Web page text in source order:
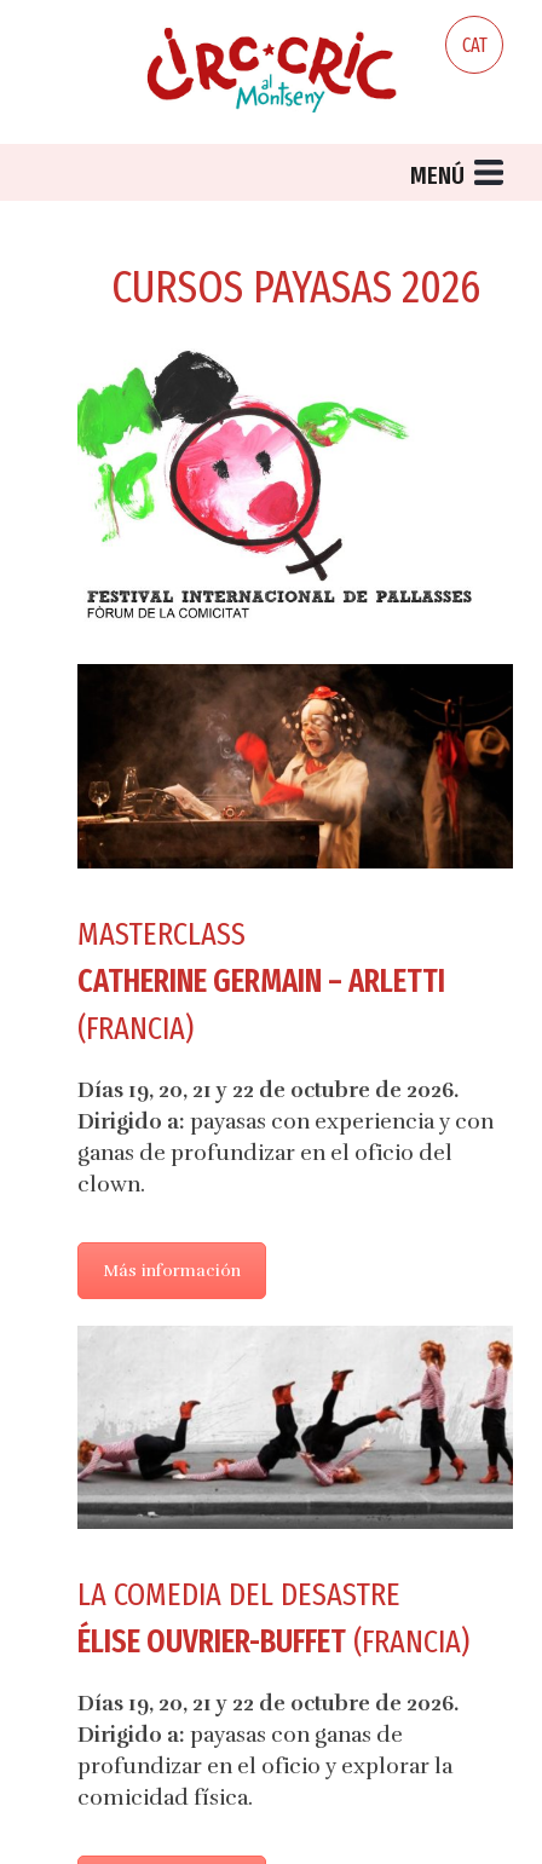
CAT
MENÚ
CURSOS PAYASAS 2026
MASTERCLASS
CATHERINE GERMAIN – ARLETTI
(FRANCIA)
Días 19, 20, 21 y 22 de octubre de 2026.
Dirigido a: payasas con experiencia y con
ganas de profundizar en el oficio del
clown.
Más información
LA COMEDIA DEL DESASTRE
ÉLISE OUVRIER-BUFFET (FRANCIA)
Días 19, 20, 21 y 22 de octubre de 2026.
Dirigido a: payasas con ganas de
profundizar en el oficio y explorar la
comicidad física.